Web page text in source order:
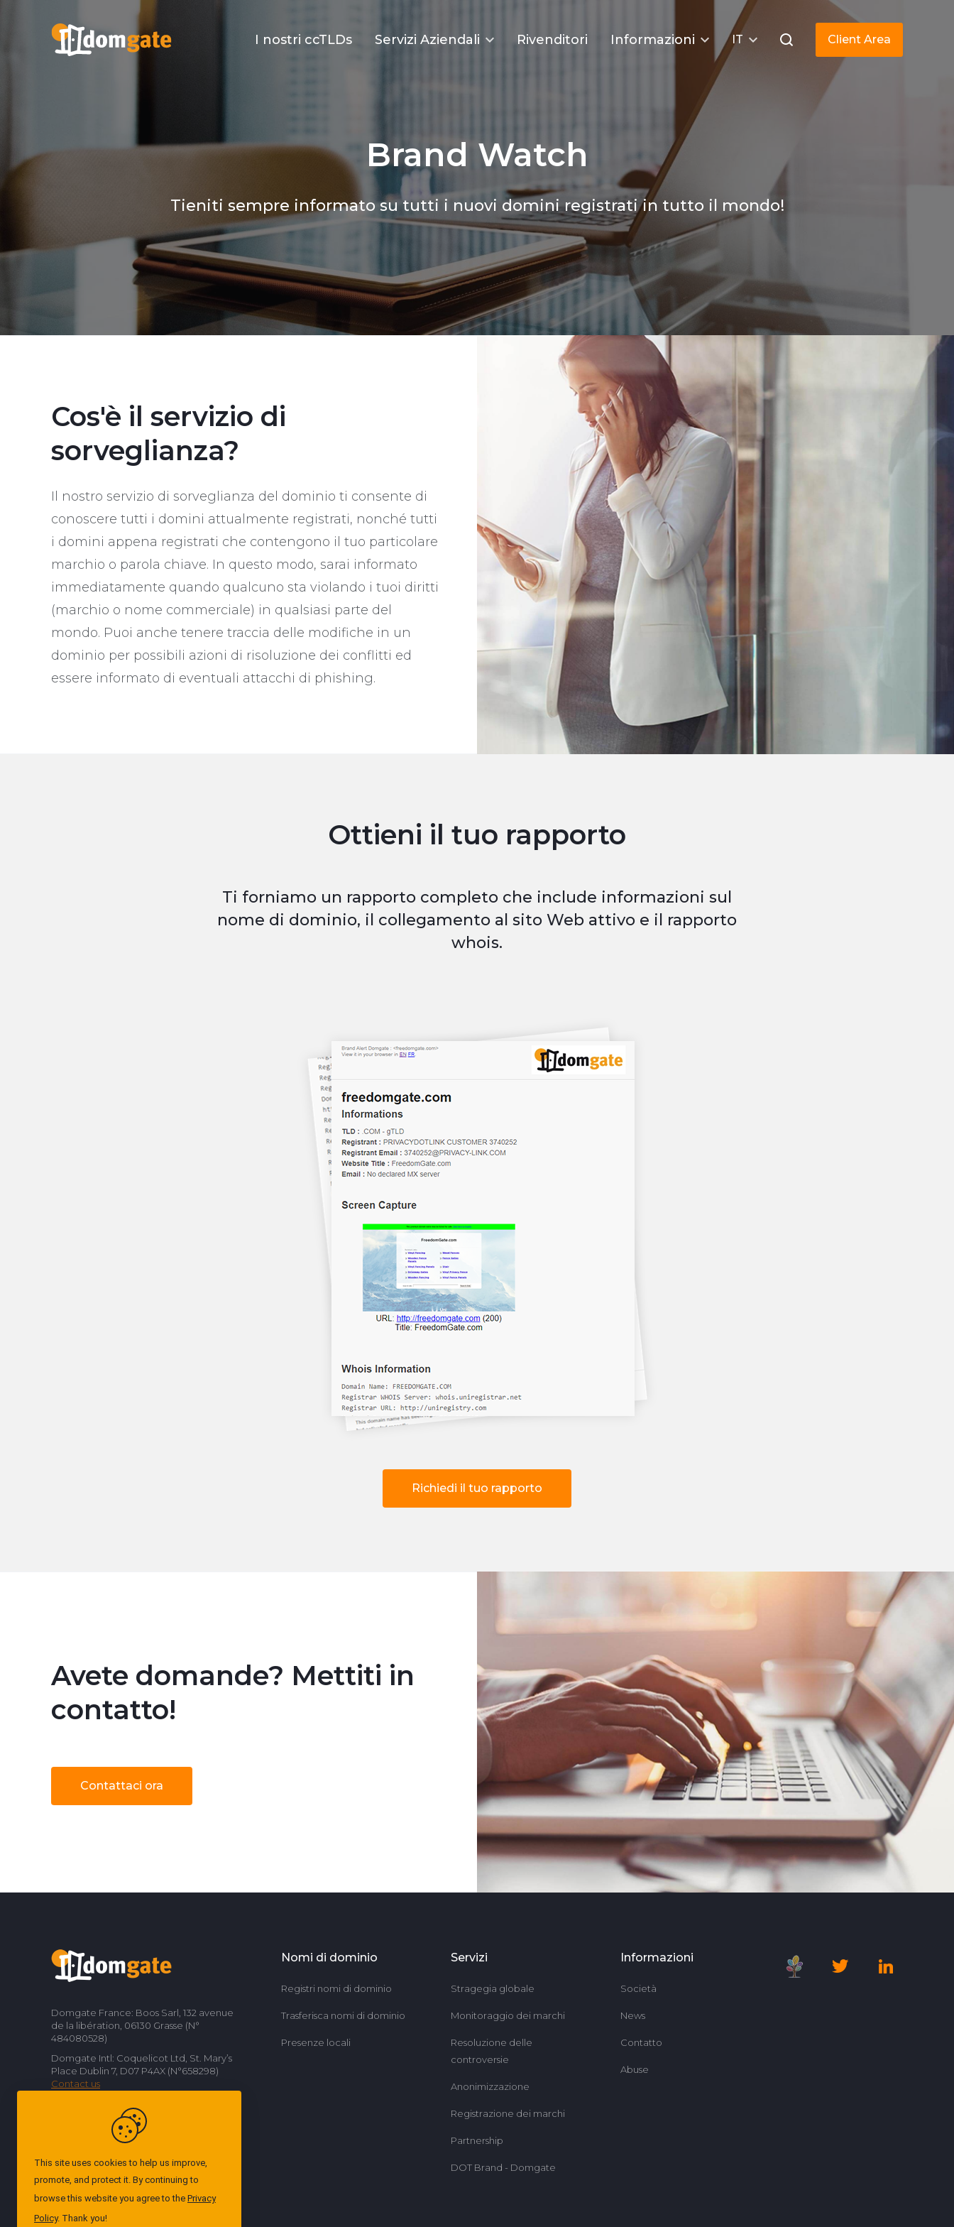
I nostri ccTLDs Servizi Aziendali Rivenditori Informazioni IT Client Area
Brand Watch
Tieniti sempre informato su tutti i nuovi domini registrati in tutto il mondo!
Cos'è il servizio di
sorveglianza?
Il nostro servizio di sorveglianza del dominio ti consente di
conoscere tutti i domini attualmente registrati, nonché tutti
i domini appena registrati che contengono il tuo particolare
marchio o parola chiave. In questo modo, sarai informato
immediatamente quando qualcuno sta violando i tuoi diritti
(marchio o nome commerciale) in qualsiasi parte del
mondo. Puoi anche tenere traccia delle modifiche in un
dominio per possibili azioni di risoluzione dei conflitti ed
essere informato di eventuali attacchi di phishing.
Ottieni il tuo rapporto
Ti forniamo un rapporto completo che include informazioni sul
nome di dominio, il collegamento al sito Web attivo e il rapporto
whois.
Richiedi il tuo rapporto
Avete domande? Mettiti in
contatto!
Contattaci ora
This site uses cookies to help us improve,
promote, and protect it. By continuing to
browse this website you agree to the Privacy
Policy. Thank you!
Domgate France: Boos Sarl, 132 avenue
de la libération, 06130 Grasse (N°
484080528)
Domgate Intl: Coquelicot Ltd, St. Mary’s
Place Dublin 7, D07 P4AX (N°658298)
Contact us
Nomi di dominio
Registri nomi di dominio
Trasferisca nomi di dominio
Presenze locali
Servizi
Stragegia globale
Monitoraggio dei marchi
Resoluzione delle
controversie
Anonimizzazione
Registrazione dei marchi
Partnership
DOT Brand - Domgate
Informazioni
Società
News
Contatto
Abuse